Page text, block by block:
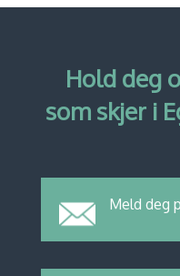
Hold deg
som skjer i
Meld deg